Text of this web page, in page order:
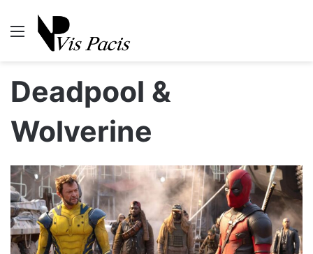
Menu
Deadpool &
Wolverine